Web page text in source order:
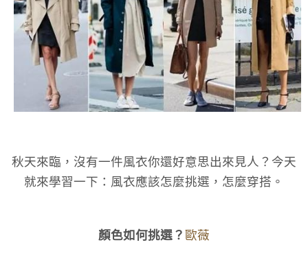
秋天來臨，沒有一件風衣你還好意思出來見人？今天
就來學習一下：風衣應該怎麼挑選，怎麼穿搭。
顏色如何挑選？ 歐薇